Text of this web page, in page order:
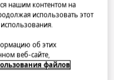
нашим контентом на
использовать этот
об этих
веб-сайте,
файлов